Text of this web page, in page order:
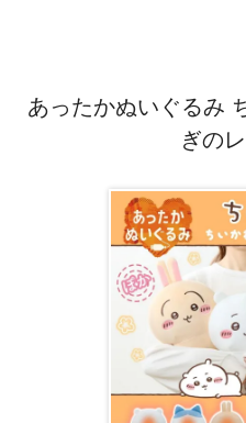
あったかぬいぐるみ
ぎの